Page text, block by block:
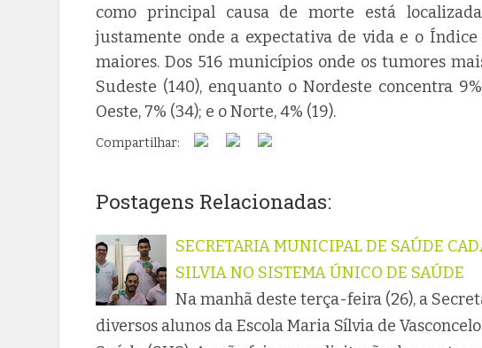
como principal causa de morte está
justamente onde a expectativa de vida e o
maiores. Dos 516 municípios onde os tumores
Sudeste (140), enquanto o Nordeste concentra
Oeste, 7% (34); e o Norte, 4% (19).
Compartilhar:
Postagens Relacionadas:
SECRETARIA MUNICIPAL DE SAÚDE
SILVIA NO SISTEMA ÚNICO DE SAÚDE
Na manhã deste terça-feira (26), a
diversos alunos da Escola Maria Sílvia de